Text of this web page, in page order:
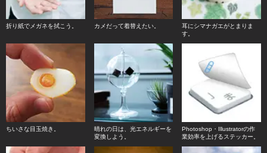
折り紙でメガネを拭こう。 カメだって着替えたい。
耳にシマナガエがとまりま
す。
ちいさな目玉焼き。
晴れの日は、光エネルギーを
変換しよう。
Photoshop・Illustratorの作
業効率を上げるステッカー。